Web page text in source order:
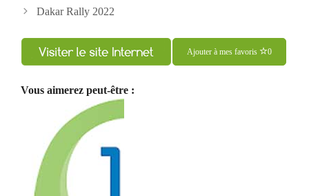
des
Dakar Rally 2022
Ajouter à mes favoris 0
Vous aimerez peut-être :